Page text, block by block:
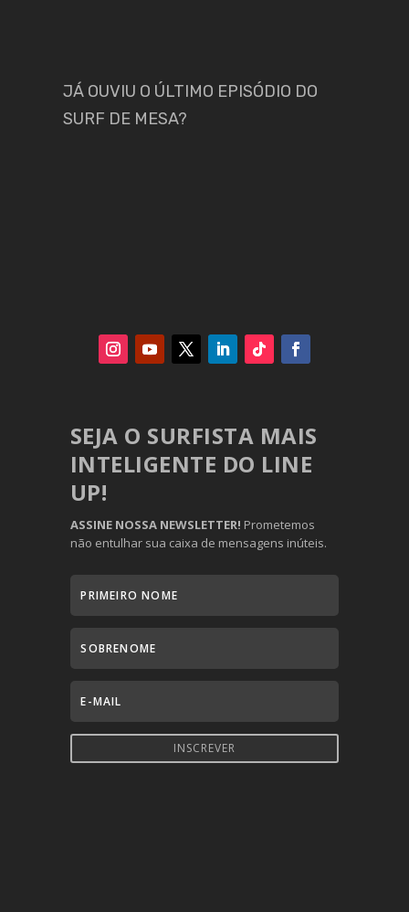
JÁ OUVIU O ÚLTIMO EPISÓDIO DO
SURF DE MESA?
SEJA O SURFISTA MAIS
INTELIGENTE DO LINE
UP!
ASSINE NOSSA NEWSLETTER! Prometemos
não entulhar sua caixa de mensagens inúteis.
INSCREVER